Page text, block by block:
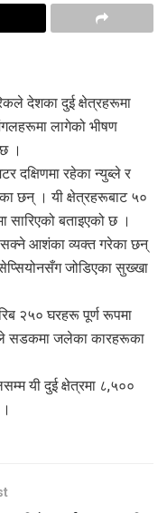
देशका दुई क्षेत्रहरूमा
लागेको भीषण
।
दक्षिणमा रहेका न्युब्ले र
छन् । यी क्षेत्रहरूबाट ५०
सारिएको बताइएको छ ।
सक्ने आशंका व्यक्त गरेका छन्
जोडिएका सुख्खा
२५० घरहरू पूर्ण रूपमा
सडकमा जलेका कारहरूका
यी दुई क्षेत्रमा ८,५००